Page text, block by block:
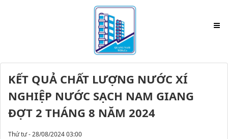
KẾT QUẢ CHẤT LƯỢNG NƯỚC XÍ
NGHIỆP NƯỚC SẠCH NAM GIANG
ĐỢT 2 THÁNG 8 NĂM 2024
Thứ tư - 28/08/2024 03:00